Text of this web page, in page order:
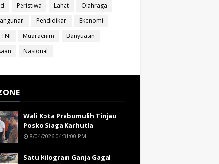
Peristiwa Lahat
Olahraga
Pendidikan
Ekonomi
Muaraenim
Banyuasin
Nasional
Wali Kota Prabumulih Tinjau
Posko Siaga Karhutla
8/04/2026 04:31:00 PM
Satu Kilogram Ganja Gagal